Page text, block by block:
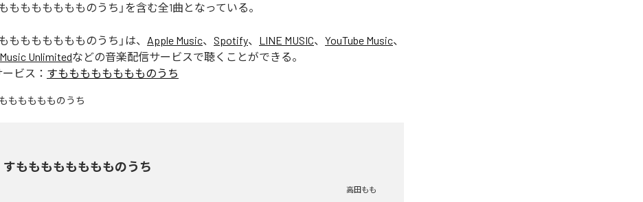
ももももももものうち」を含む全1曲となっている。
ももももももものうち 」は、 Apple Music、 Spotify、 LINE MUSIC、 YouTube Music、
Unlimitedなどの音楽配信サービスで聴くことができる。
ビス： すもももももももものうち
すもももももももものうち
高田もも